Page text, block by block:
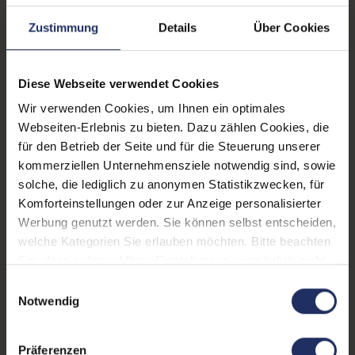
Zustimmung Details Über Cookies
Diese Webseite verwendet Cookies
Wir verwenden Cookies, um Ihnen ein optimales
Webseiten-Erlebnis zu bieten. Dazu zählen Cookies, die
für den Betrieb der Seite und für die Steuerung unserer
kommerziellen Unternehmensziele notwendig sind, sowie
solche, die lediglich zu anonymen Statistikzwecken, für
Komforteinstellungen oder zur Anzeige personalisierter
Werbung genutzt werden. Sie können selbst entscheiden,
welche Kategorien Sie erlauben möchten. Bitte beachten
Weitere Informationen finden Sie in
Notwendig
Präferenzen
Zustand: Gebraucht
Displaygröße: 13,3 Zoll
Displayauflösung: 1920 x 1080 FHD
Displayart: Mattes Display
Prozessor:
Intel Core i7 1185G7 @ 3,0
GHz
CPU Generation: 11
Datenspeicher: